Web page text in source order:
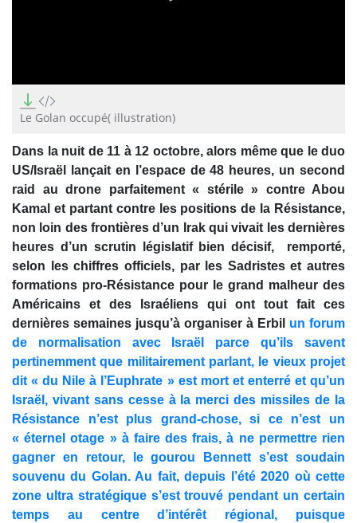
seconds
of
59
seconds
Le Golan occupé( illustration)
Dans la nuit de 11 à 12 octobre, alors même que le duo
US/Israël lançait en l’espace de 48 heures, un second
raid au drone parfaitement « stérile » contre Abou
Kamal et partant contre les positions de la Résistance,
non loin des frontières d’un Irak qui vivait les dernières
heures d’un scrutin législatif bien décisif, remporté,
selon les chiffres officiels, par les Sadristes et autres
formations pro-Résistance pour le grand malheur des
Américains et des Israéliens qui ont tout fait ces
dernières semaines jusqu’à organiser à Erbil un forum
de normalisation avec Israël parce qu’ils savent
pertinemment que militairement parlant, le vieux projet
dit « du Nile à l’Euphrate » est mort et enterré et qu’un
Israël, vivant sans cesse à la merci des missiles de la
Résistance n’est plus grand-chose, si ce n’est un
« éternel otage » à faire des frais, à ne permettre rien
gagner en retour, le gourou Bennett s’est soudain
souvenu du Golan. Au fait, depuis l’été 2020 où cette
zone ultra stratégique s’est trouvé pendant un certain
temps au centre d’intérêt régional, puisque